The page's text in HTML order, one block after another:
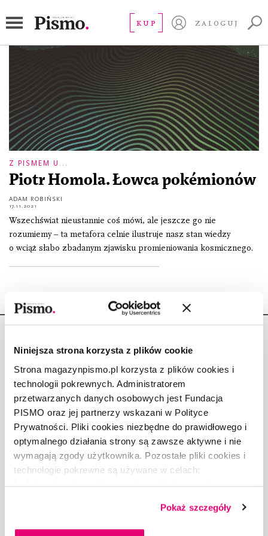
Niniejsza strona korzysta z plików cookie
Strona magazynpismo.pl korzysta z plików cookies i
technologii pokrewnych. Administratorem
przetwarzanych danych osobowych jest Fundacja
PISMO oraz jej partnerzy wskazani w Polityce
Prywatności. Pliki cookies niezbędne do prawidłowego i
optymalnego działania strony są zawsze aktywne i nie
wymagają zgody użytkownika. Pozostałe pliki cookies i
technologie pokrewne są używane w celach:
dobrowolną zgodę na pliki cookies i technologie
pokrewne, zgadzasz się na przechowywanie informacji
Pokaż szczegóły
KUP ZALOGUJ
Z PISMEM U...
Piotr Homola. Łowca pokémionów
ADAM ROBIŃSKI
17.11.2021
Wszechświat nieustannie coś mówi, ale jeszcze go nie
rozumiemy – ta metafora celnie ilustruje nasz stan wiedzy
o wciąż słabo zbadanym zjawisku promieniowania kosmicznego.
Copyright © Fundacja Pismo
O „PIŚMIE”
ABOUT PISMO
FACT-CHECKING W „PIŚMIE”